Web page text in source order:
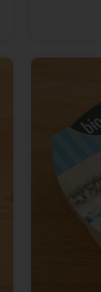
Anzahl